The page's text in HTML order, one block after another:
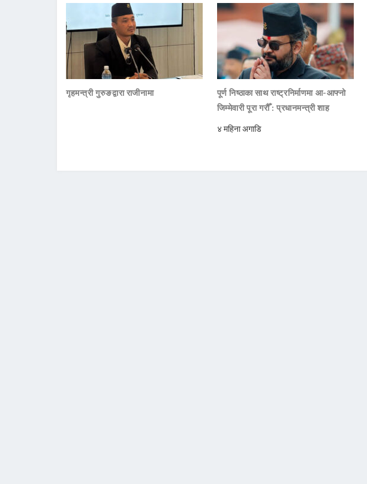
गृहमन्त्री गुरुङद्वारा राजीनामा
पूर्ण निष्ठाका साथ राष्ट्रनिर्माणमा आ-आफ्नो
जिम्मेवारी पूरा गरौँ : प्रधानमन्त्री शाह
४ महिना अगाडि